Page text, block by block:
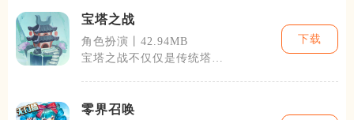
宝塔之战
角色扮演丨42.94MB
宝塔之战不仅仅是传统塔防
下载
零界召唤